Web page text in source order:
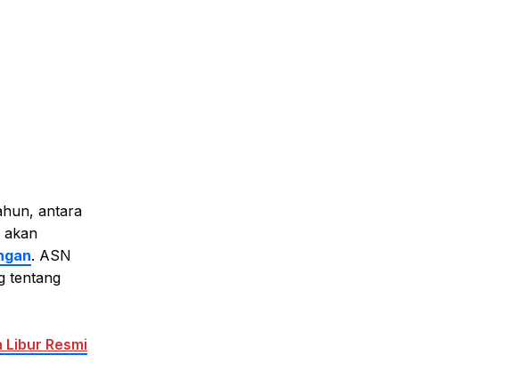
antara
akan
. ASN
tentang
Resmi